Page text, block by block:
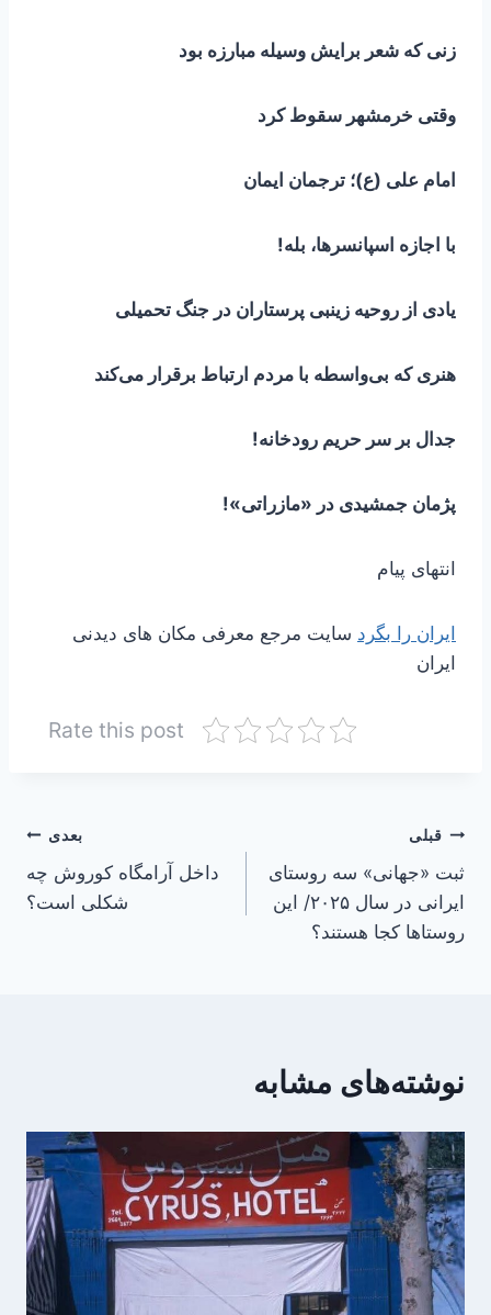
زنی که شعر برایش وسیله مبارزه بود
وقتی خرمشهر سقوط کرد
امام علی (ع)؛ ترجمان ایمان
با اجازه اسپانسرها، بله!
یادی از روحیه زینبی پرستاران در جنگ تحمیلی
هنری که بی‌واسطه با مردم ارتباط برقرار می‌کند
جدال بر سر حریم رودخانه!
پژمان جمشیدی در «مازراتی»!
انتهای پیام
ایران را بگرد سایت مرجع معرفی مکان های دیدنی
ایران
Rate this post
راهبری
نوشته
قبلی
ثبت «جهانی» سه روستای
ایرانی در سال ۲۰۲۵/ این
روستاها کجا هستند؟
بعدی
داخل آرامگاه کوروش چه
شکلی است؟
نوشته‌های مشابه